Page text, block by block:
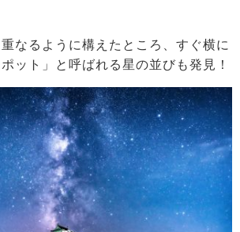
なるように構えたところ、すぐ横に
ット」と呼ばれる星の並びも発見！